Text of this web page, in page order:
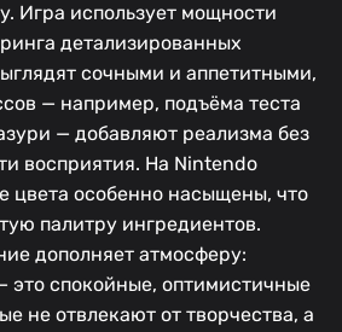
Игра использует мощности
детализированных
сочными и аппетитными,
— например, подъёма теста
— добавляют реализма без
восприятия. На Nintendo
цвета особенно насыщены, что
палитру ингредиентов.
дополняет атмосферу:
это спокойные, оптимистичные
не отвлекают от творчества, а